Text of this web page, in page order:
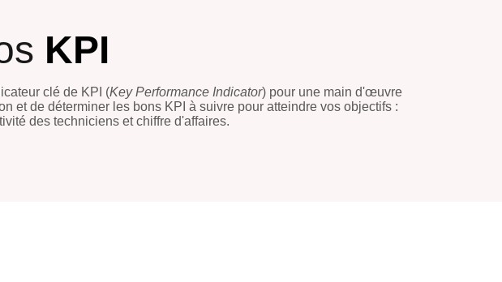
KPI
clé de KPI (Key Performance Indicator) pour une main d'œuvre
et de déterminer les bons KPI à suivre pour atteindre vos objectifs :
des techniciens et chiffre d'affaires.